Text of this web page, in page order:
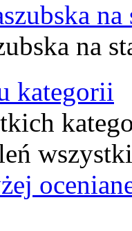
na
kategorii